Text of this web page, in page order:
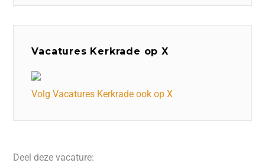
Vacatures Kerkrade op X
Volg Vacatures Kerkrade ook op X
Deel deze vacature: